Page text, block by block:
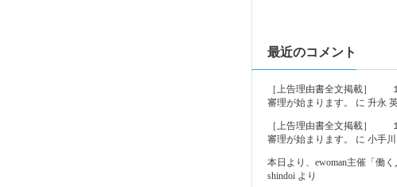
最近のコメント
［上告理由書全文掲載］
審理が始まります。
に 升永
［上告理由書全文掲載］
審理が始まります。
に 小手
本日より、ewoman主催「働
shindoi より